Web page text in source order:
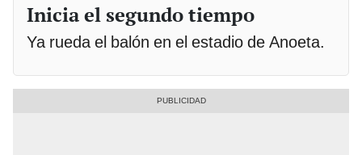
Inicia el segundo tiempo
Ya rueda el balón en el estadio de Anoeta.